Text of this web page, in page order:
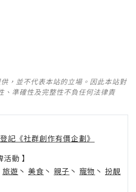
，並不代表本站的立場。因此本站對
、準確性及完整性不負任何法律責
登記《社群創作有價企劃》
動 】
旅遊 丶 美食 丶 親子 丶 寵物 丶 扮靚